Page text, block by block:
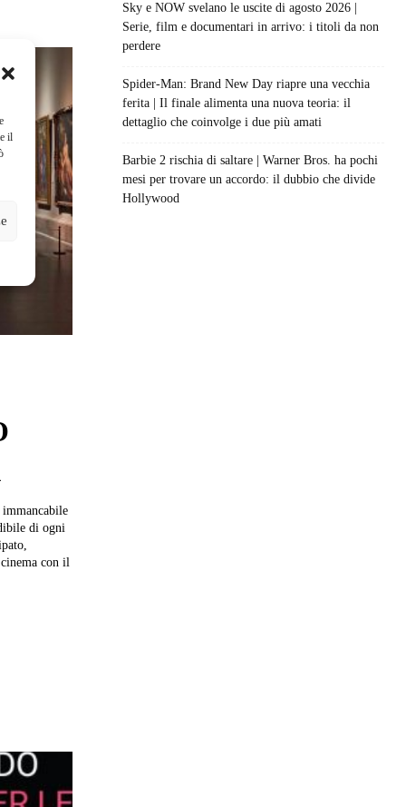
il
di ogni
con il
Sky e NOW svelano le uscite di agosto 2026 |
Serie, film e documentari in arrivo: i titoli da non
perdere
Spider-Man: Brand New Day riapre una vecchia
ferita | Il finale alimenta una nuova teoria: il
dettaglio che coinvolge i due più amati
Barbie 2 rischia di saltare | Warner Bros. ha pochi
mesi per trovare un accordo: il dubbio che divide
Hollywood